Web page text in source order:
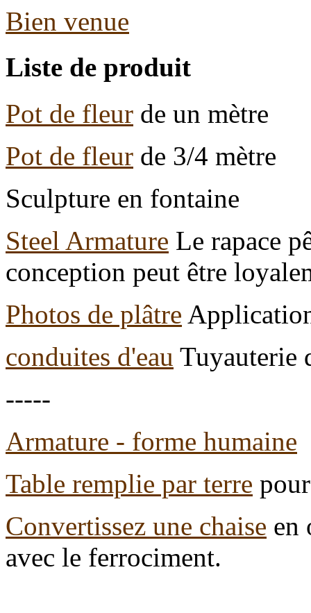
Bien venue
Liste de produit
Pot de fleur de un mètre
Pot de fleur de 3/4 mètre
Sculpture en fontaine
Steel Armature Le rapace
conception peut être
Photos de plâtre
conduites d'eau Tuyauterie
-----
Armature - forme humaine
Table remplie par terre
Convertissez une chaise en
avec le ferrociment.